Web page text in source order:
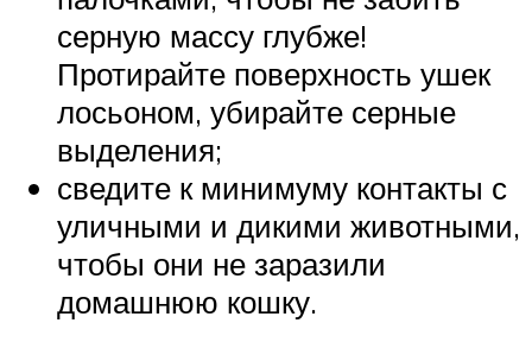
серную массу глубже!
Протирайте поверхность ушек
лосьоном, убирайте серные
выделения;
сведите к минимуму контакты с
уличными и дикими животными,
чтобы они не заразили
домашнюю кошку.